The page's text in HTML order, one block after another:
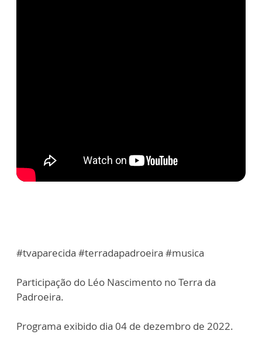
#tvaparecida #terradapadroeira #musica
Participação do Léo Nascimento no Terra da
Padroeira.
Programa exibido dia 04 de dezembro de 2022.